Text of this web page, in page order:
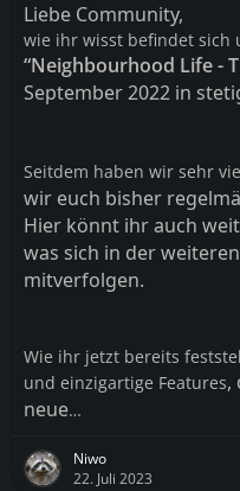
Liebe Community,
wie ihr wisst befindet sich
“Neighbourhood Life-
September 2022 in
Seitdem haben wir sehr
wir euch bisher
Hier könnt ihr auch
was sich in der
mitverfolgen.
Wie ihr jetzt bereits
und einzigartige Features,
neue…
Niwo
22. Juli 2023